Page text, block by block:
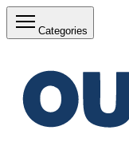
Categories